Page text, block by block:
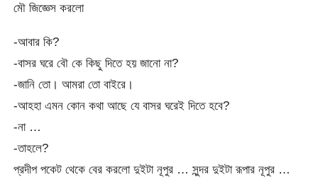
মৌ জিজ্ঞেস করলো
-আবার কি?
-বাসর ঘরে বৌ কে কিছু দিতে হয় জানো না?
-জানি তো। আমরা তো বাইরে।
-আহহা এমন কোন কথা আছে যে বাসর ঘরেই দিতে হবে?
-না …
-তাহলে?
প্রদীপ পকেট থেকে বের করলো দুইটা নূপুর … সুন্দর দুইটা রূপার নূপুর …